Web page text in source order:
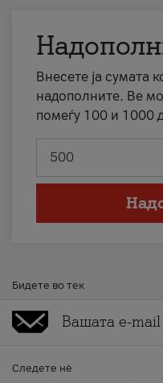
Внесете ја сумата
надополните. Ве
помеѓу 100 и 1000
Бидете во тек
Следете нè